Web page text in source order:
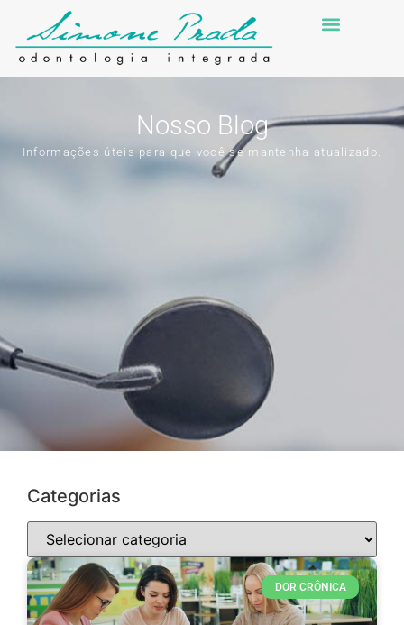
Nosso Blog
Informações úteis para que você se mantenha atualizado.
Categorias
DOR CRÔNICA